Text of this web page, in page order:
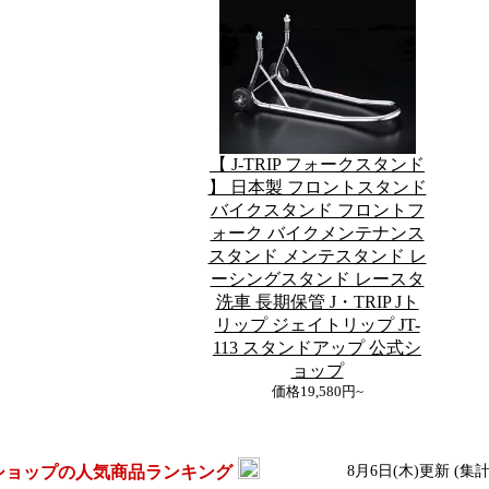
【 J-TRIP フォークスタンド
】 日本製 フロントスタンド
バイクスタンド フロントフ
ォーク バイクメンテナンス
スタンド メンテスタンド レ
ーシングスタンド レースタ
洗車 長期保管 J・TRIP Jト
リップ ジェイトリップ JT-
113 スタンドアップ 公式シ
ョップ
価格19,580円~
ョップの人気商品ランキング 8月6日(木)更新 (集